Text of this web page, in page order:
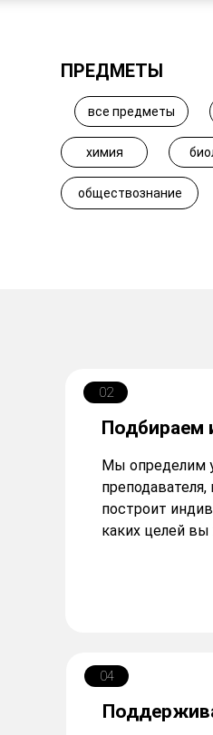
ПРЕДМЕТЫ
химия
обществознание
все предметы
04
02
Подбираем
Мы определим
построит
каких целей вы